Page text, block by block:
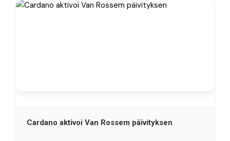
Cardano aktivoi Van Rossem päivityksen